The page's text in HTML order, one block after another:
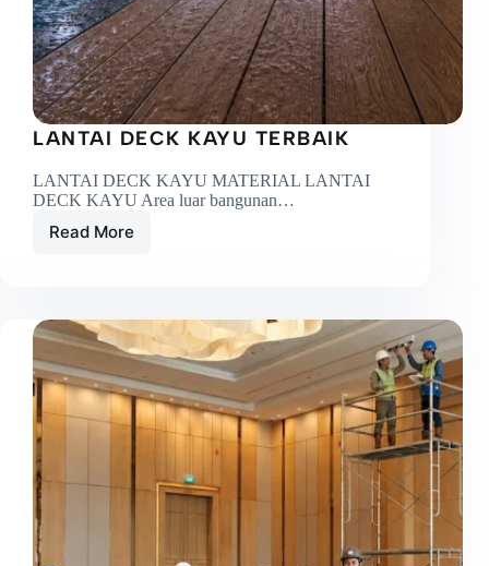
LANTAI DECK KAYU TERBAIK
LANTAI DECK KAYU MATERIAL LANTAI
DECK KAYU Area luar bangunan…
Read More